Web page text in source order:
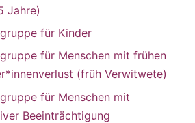
Jahre)
für Kinder
für Menschen mit frühen
(früh Verwitwete)
für Menschen mit
Beeinträchtigung